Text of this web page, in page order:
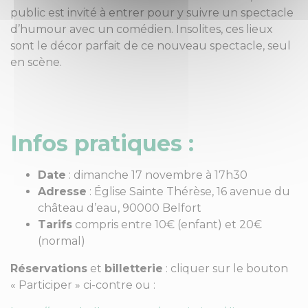
public est invité à entrer pour y suivre un spectacle
d’humour avec un comédien. Insolites, ces lieux
sont le décor parfait de ce nouveau spectacle, seul
en scène.
Infos pratiques :
Date : dimanche 17 novembre à 17h30
Adresse : Église Sainte Thérèse, 16 avenue du
château d’eau, 90000 Belfort
Tarifs compris entre 10€ (enfant) et 20€
(normal)
Réservations et billetterie : cliquer sur le bouton
« Participer » ci-contre ou :